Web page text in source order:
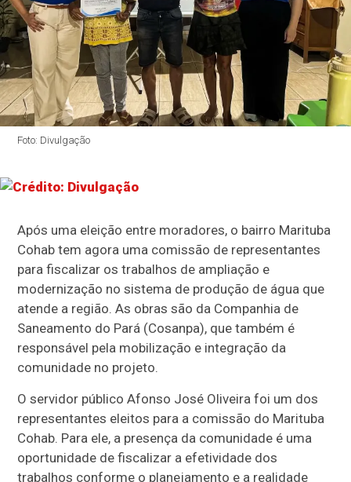
Foto: Divulgação
Após uma eleição entre moradores, o bairro Marituba
Cohab tem agora uma comissão de representantes
para fiscalizar os trabalhos de ampliação e
modernização no sistema de produção de água que
atende a região. As obras são da Companhia de
Saneamento do Pará (Cosanpa), que também é
responsável pela mobilização e integração da
comunidade no projeto.
O servidor público Afonso José Oliveira foi um dos
representantes eleitos para a comissão do Marituba
Cohab. Para ele, a presença da comunidade é uma
oportunidade de fiscalizar a efetividade dos
trabalhos conforme o planejamento e a realidade